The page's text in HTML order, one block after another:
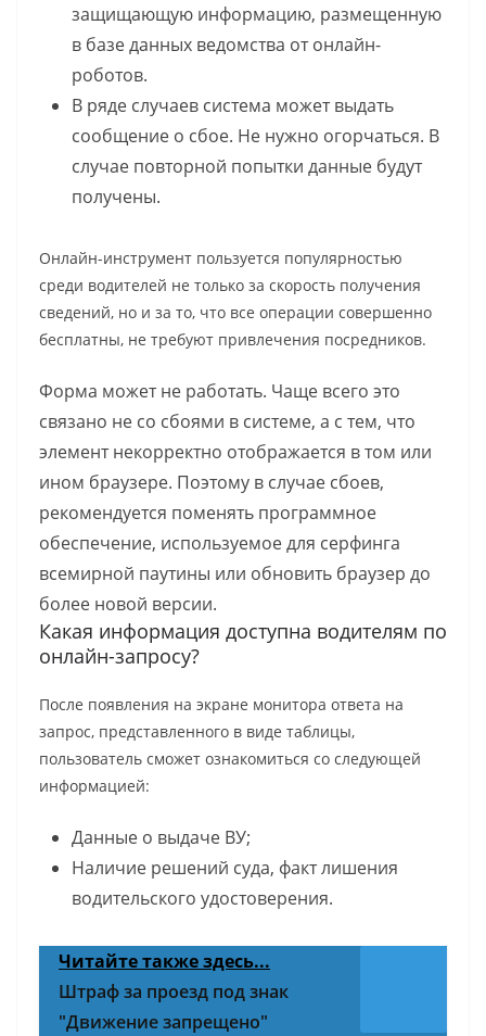
защищающую информацию, размещенную
в базе данных ведомства от онлайн-
роботов.
В ряде случаев система может выдать
сообщение о сбое. Не нужно огорчаться. В
случае повторной попытки данные будут
получены.
Онлайн-инструмент пользуется популярностью
среди водителей не только за скорость получения
сведений, но и за то, что все операции совершенно
бесплатны, не требуют привлечения посредников.
Форма может не работать. Чаще всего это
связано не со сбоями в системе, а с тем, что
элемент некорректно отображается в том или
ином браузере. Поэтому в случае сбоев,
рекомендуется поменять программное
обеспечение, используемое для серфинга
всемирной паутины или обновить браузер до
более новой версии.
Какая информация доступна водителям по
онлайн-запросу?
После появления на экране монитора ответа на
запрос, представленного в виде таблицы,
пользователь сможет ознакомиться со следующей
информацией:
Данные о выдаче ВУ;
Наличие решений суда, факт лишения
водительского удостоверения.
Читайте также здесь...
Штраф за проезд под знак
"Движение запрещено"